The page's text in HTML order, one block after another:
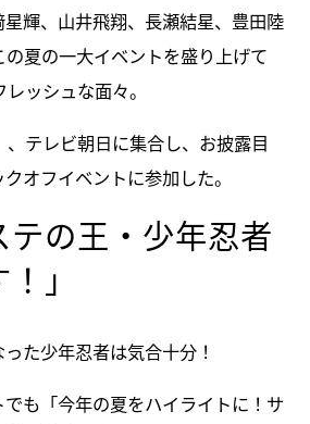
輝、山井飛翔、長瀬結星、豊田陸
夏の一大イベントを盛り上げて
ッシュな面々。
テレビ朝日に集合し、お披露目
オフイベントに参加した。
の王・少年忍者
」
た少年忍者は気合十分！
も「今年の夏をハイライトに！サ